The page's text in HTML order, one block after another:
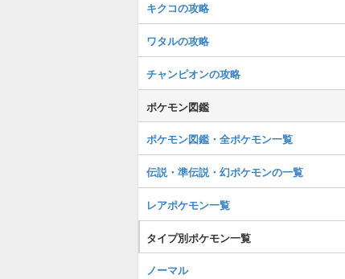
キクコの攻略
ワタルの攻略
チャンピオンの攻略
ポケモン図鑑
ポケモン図鑑・全ポケモン一覧
伝説・準伝説・幻ポケモンの一覧
レアポケモン一覧
タイプ別ポケモン一覧
ノーマル